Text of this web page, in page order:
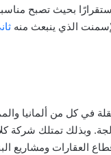
بحيث تصبح
الذي ينبعث منه
في كل من ألمانيا
وبذلك تمتلك شركة
قيمته ٤٠٠ مليار دولار، وأيضًا في قطاع العقارات ومشاريع